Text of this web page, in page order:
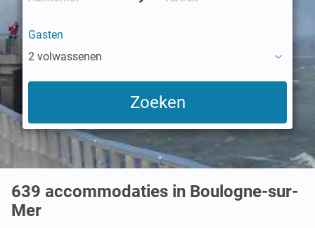
Gasten
2 volwassenen
639 accommodaties in Boulogne-sur-
Mer